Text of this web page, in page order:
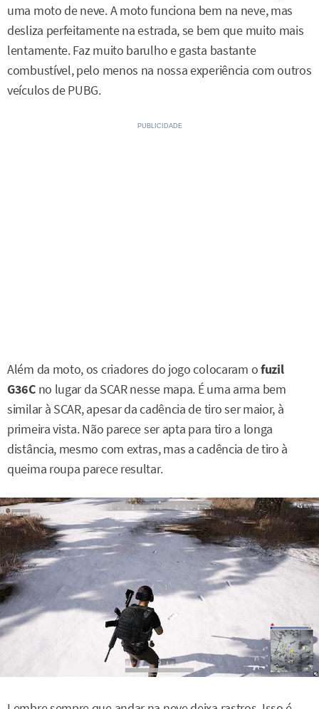
uma moto de neve. A moto funciona bem na neve, mas
desliza perfeitamente na estrada, se bem que muito mais
lentamente. Faz muito barulho e gasta bastante
combustível, pelo menos na nossa experiência com outros
veículos de PUBG.
Além da moto, os criadores do jogo colocaram ofuzil
G36Cno lugar da SCAR nesse mapa. É uma arma bem
similar à SCAR, apesar da cadência de tiro ser maior, à
primeira vista. Não parece ser apta para tiro a longa
distância, mesmo com extras, mas a cadência de tiro à
queima roupa parece resultar.